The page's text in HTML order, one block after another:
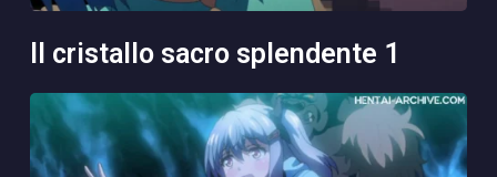
il cristallo sacro splendente 1